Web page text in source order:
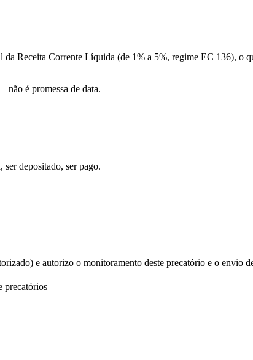
Receita Corrente Líquida (de 1% a 5%, regime EC 136), o
não é promessa de data.
depositado, ser pago.
e autorizo o monitoramento deste precatório e o envio
precatórios